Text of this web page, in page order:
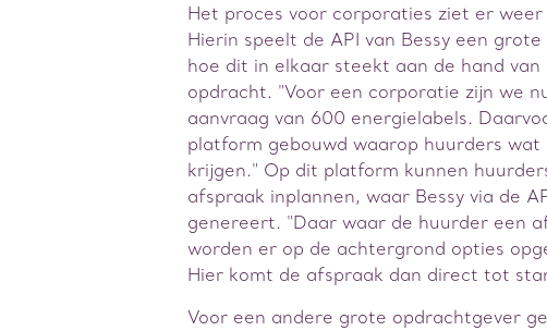
Het proces voor corporaties ziet er
Hierin speelt de API van Bessy een
hoe dit in elkaar steekt aan de hand van
opdracht. "Voor een corporatie zijn we
aanvraag van 600 energielabels.
platform gebouwd waarop huurders
krijgen." Op dit platform kunnen
afspraak inplannen, waar Bessy via de
genereert. "Daar waar de huurder een
worden er op de achtergrond opties
Hier komt de afspraak dan direct tot
Voor een andere grote opdrachtgever